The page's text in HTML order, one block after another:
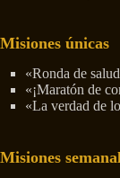
Misiones únicas
«Ronda de
«¡Maratón de
«La verdad de
Misiones